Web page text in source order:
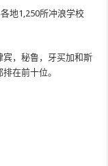
地1,250所冲浪学校
，秘鲁，牙买加和斯
在前十位。